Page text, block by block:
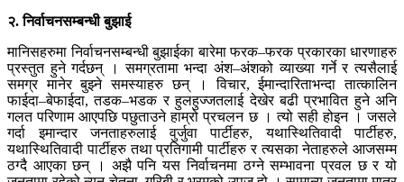
२. निर्वाचनसम्बन्धी बुझाई
मानिसहरुमा निर्वाचनसम्बन्धी बुझाईका बारेमा फरक–फरक प्रकारका धारणाहरु
प्रस्तुत हुने गर्दछन् । समग्रतामा भन्दा अंश–अंशको व्याख्या गर्ने र त्यसैलाई
समग्र मानेर बुझ्ने समस्याहरु छन् । विचार, ईमान्दारिताभन्दा तात्कालिन
फाईदा–बेफाईदा, तडक–भडक र हुलहुज्जतलाई देखेर बढी प्रभावित हुने अनि
गलत परिणाम आएपछि पछुताउने हाम्रो प्रचलन छ । त्यो सही होइन । जसले
गर्दा इमान्दार जनताहरुलाई वुर्जुवा पार्टीहरु, यथास्थितिवादी पार्टीहरु,
यथास्थितिवादी पार्टीहरु तथा प्रतिगामी पार्टीहरु र त्यसका नेताहरुले आजसम्म
ठग्दै आएका छन् । अझै पनि यस निर्वाचनमा ठग्ने सम्भावना प्रवल छ र यो